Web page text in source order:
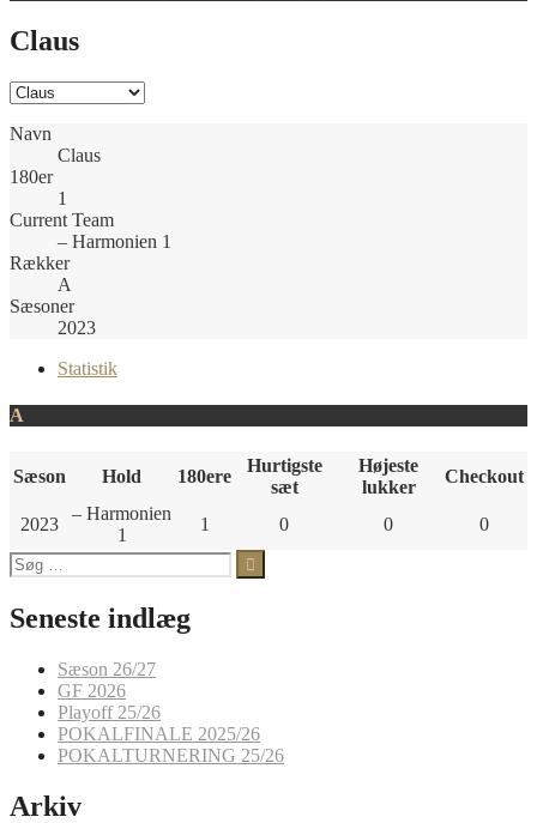
Claus
Navn
Claus
180er
1
Current Team
– Harmonien 1
Rækker
A
Sæsoner
2023
Statistik
A
Sæson Hold 180ere
Hurtigste
sæt
Højeste
lukker
Checkout
2023
– Harmonien
1
1 0 0
0
Søg
efter:
Seneste indlæg
Sæson 26/27
GF 2026
Playoff 25/26
POKALFINALE 2025/26
POKALTURNERING 25/26
Arkiv